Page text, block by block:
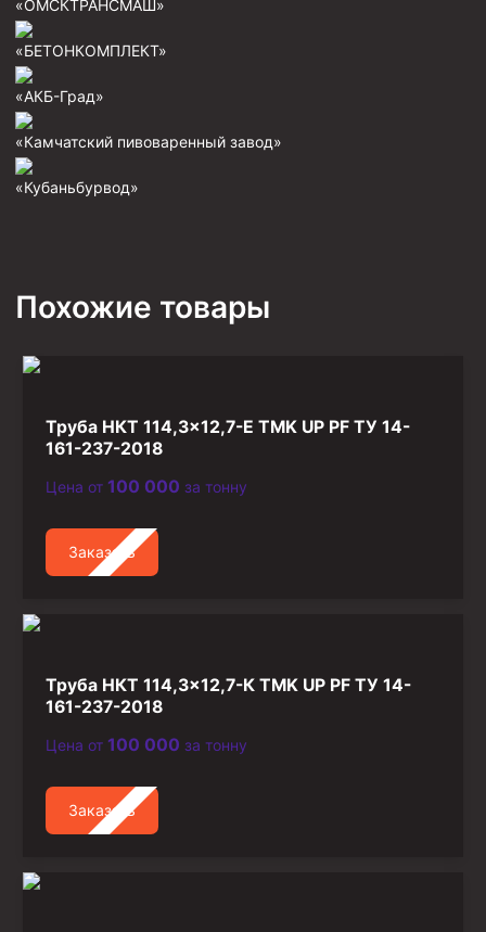
Фрезеры кольцевые
Фрезеры-долота торцевые
Колокола ловильные
Быстроразъёмные соединения (БРС)
Стропы
Стропы канатные
Стропы текстильные
Стропы цепные
Канаты стальные
«ОМСКТРАНСМАШ»
«БЕТОНКОМПЛЕКТ»
«АКБ-Град»
«Камчатский пивоваренный завод»
«Кубаньбурвод»
Похожие товары
Труба НКТ 114,3×12,7-Е TMK UP PF ТУ 14-
161-237-2018
Цена от 100 000 за тонну
Заказать
Труба НКТ 114,3×12,7-К TMK UP PF ТУ 14-
161-237-2018
Цена от 100 000 за тонну
Заказать